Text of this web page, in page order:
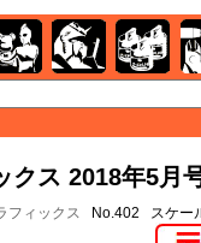
クス 2018年5月
フィックス No.402 スケー
ク キャラクターガンダム 塗料